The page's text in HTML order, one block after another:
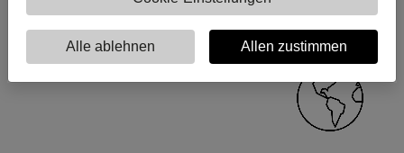
Alle ablehnen Allen zustimmen